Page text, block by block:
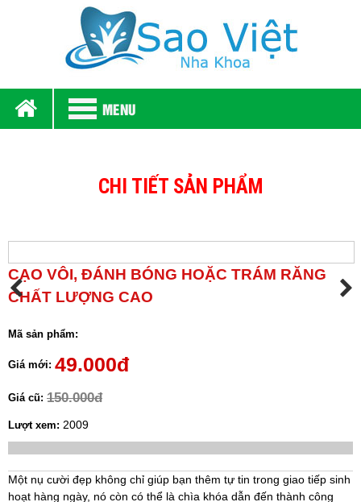
MENU
CHI TIẾT SẢN PHẨM
CẠO VÔI, ĐÁNH BÓNG HOẶC TRÁM RĂNG
CHẤT LƯỢNG CAO
Mã sản phẩm:
Giá mới: 49.000đ
Giá cũ: 150.000đ
Lượt xem: 2009
Một nụ cười đẹp không chỉ giúp bạn thêm tự tin trong giao tiếp sinh
hoạt hàng ngày, nó còn có thể là chìa khóa dẫn đến thành công